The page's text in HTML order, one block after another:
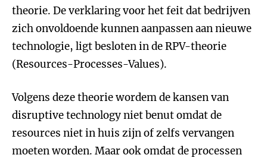
theorie. De verklaring voor het feit dat bedrijven
zich onvoldoende kunnen aanpassen aan nieuwe
technologie, ligt besloten in de RPV-theorie
(Resources-Processes-Values).
Volgens deze theorie wordem de kansen van
disruptive technology niet benut omdat de
resources niet in huis zijn of zelfs vervangen
moeten worden. Maar ook omdat de processen